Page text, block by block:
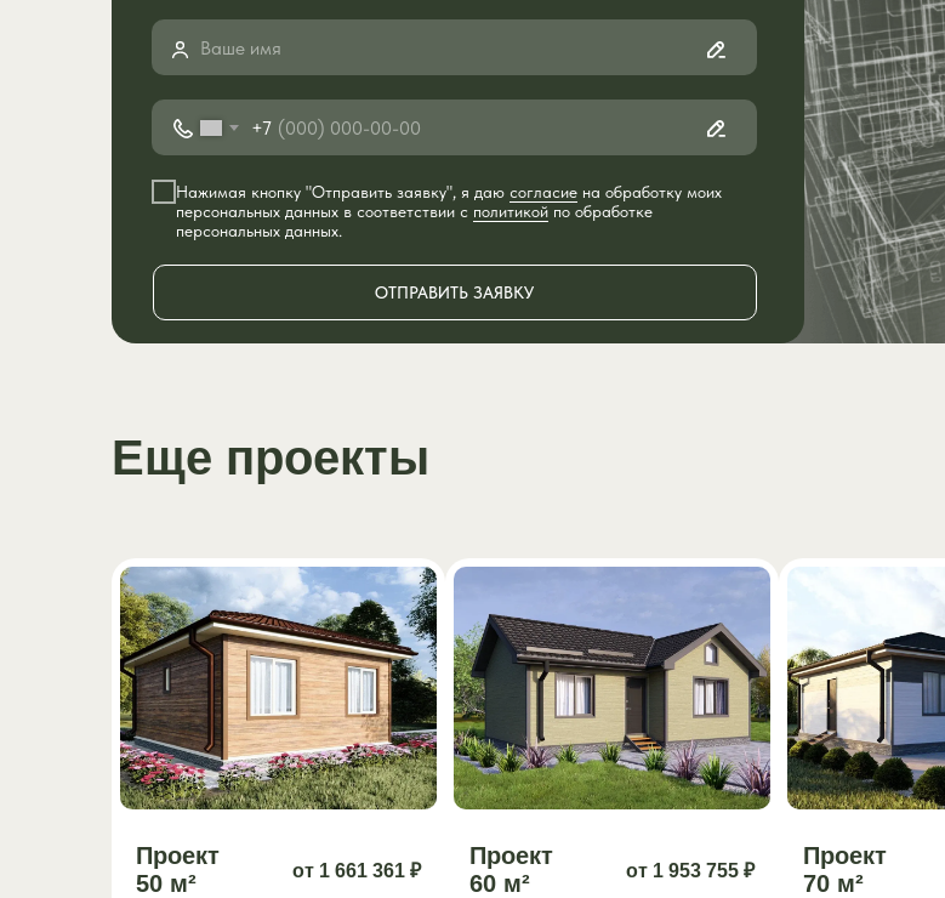
+7
Нажимая кнопку "Отправить заявку", я даю согласие на обработку моих
персональных данных в соответствии с политикой по обработке
персональных данных.
ОТПРАВИТЬ ЗАЯВКУ
Проект
50 м²
от 1 661 361 ₽
Проект
60 м²
от 1 953 755 ₽
Проект
70 м²
Еще проекты